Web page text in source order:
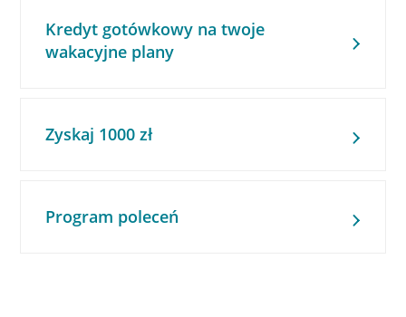
Kredyt gotówkowy na twoje
wakacyjne plany
Zyskaj 1000 zł
Program poleceń